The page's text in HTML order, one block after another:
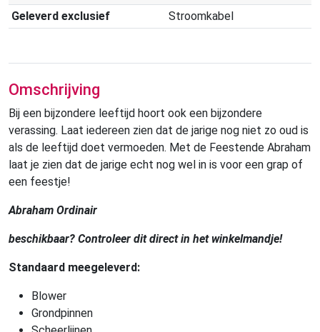
Geleverd exclusief
Stroomkabel
Omschrijving
Bij een bijzondere leeftijd hoort ook een bijzondere
verassing. Laat iedereen zien dat de jarige nog niet zo oud is
als de leeftijd doet vermoeden. Met de Feestende Abraham
laat je zien dat de jarige echt nog wel in is voor een grap of
een feestje!
Abraham Ordinair
beschikbaar? Controleer dit direct in het winkelmandje!
Standaard meegeleverd:
Blower
Grondpinnen